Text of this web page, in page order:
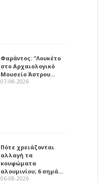
Φαράντος: "Λουκέτο
στο Αρχαιολογικό
Μουσείο Άστρου…
07-08-2026
Πότε χρειάζονται
αλλαγή τα
κουφώματα
αλουμινίου; 6 σημά…
06-08-2026